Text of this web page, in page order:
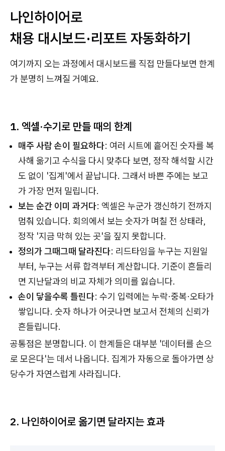
나인하이어로
채용 대시보드·리포트 자동화하기
여기까지 오는 과정에서 대시보드를 직접 만들다보면 한계
가 분명히 느껴질 거예요.
1. 엑셀·수기로 만들 때의 한계
매주 사람 손이 필요하다: 여러 시트에 흩어진 숫자를 복
사해 옮기고 수식을 다시 맞추다 보면, 정작 해석할 시간
도 없이 '집계'에서 끝납니다. 그래서 바쁜 주에는 보고
가 가장 먼저 밀립니다.
보는 순간 이미 과거다: 엑셀은 누군가 갱신하기 전까지
멈춰 있습니다. 회의에서 보는 숫자가 며칠 전 상태라,
정작 '지금 막혀 있는 곳'을 짚지 못합니다.
정의가 그때그때 달라진다: 리드타임을 누구는 지원일
부터, 누구는 서류 합격부터 계산합니다. 기준이 흔들리
면 지난달과의 비교 자체가 의미를 잃습니다.
손이 닿을수록 틀린다: 수기 입력에는 누락·중복·오타가
쌓입니다. 숫자 하나가 어긋나면 보고서 전체의 신뢰가
흔들립니다.
공통점은 분명합니다. 이 한계들은 대부분 '데이터를 손으
로 모은다'는 데서 나옵니다. 집계가 자동으로 돌아가면 상
당수가 자연스럽게 사라집니다.
2. 나인하이어로 옮기면 달라지는 효과